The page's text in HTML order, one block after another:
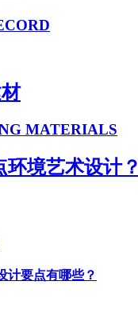
MATERIALS
环境艺术设计？
计要点有哪些？